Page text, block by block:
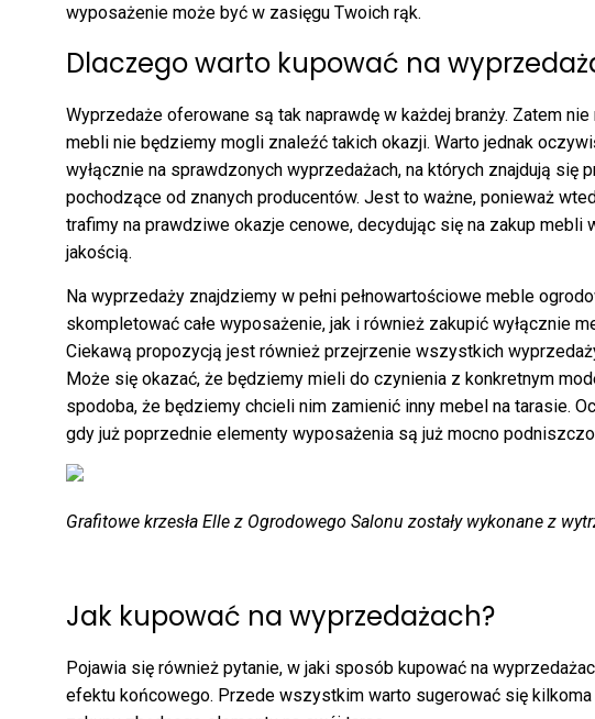
wyposażenie może być w zasięgu Twoich rąk.
Dlaczego warto kupować na
Wyprzedaże oferowane są tak naprawdę w każdej branży. Zatem
mebli nie będziemy mogli znaleźć takich okazji. Warto jednak
wyłącznie na sprawdzonych wyprzedażach, na których znajdują się
pochodzące od znanych producentów. Jest to ważne, ponieważ
trafimy na prawdziwe okazje cenowe, decydując się na zakup mebli
jakością.
Na wyprzedaży znajdziemy w pełni pełnowartościowe meble
skompletować całe wyposażenie, jak i również zakupić wyłącznie
Ciekawą propozycją jest również przejrzenie wszystkich
Może się okazać, że będziemy mieli do czynienia z konkretnym
spodoba, że będziemy chcieli nim zamienić inny mebel na tarasie.
gdy już poprzednie elementy wyposażenia są już mocno
Grafitowe krzesła Elle z Ogrodowego Salonu zostały wykonane z
Jak kupować na wyprzedażach?
Pojawia się również pytanie, w jaki sposób kupować na
efektu końcowego. Przede wszystkim warto sugerować się